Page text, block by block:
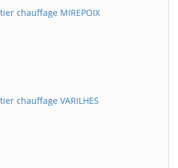
chauffage MIREPOIX
chauffage VARILHES